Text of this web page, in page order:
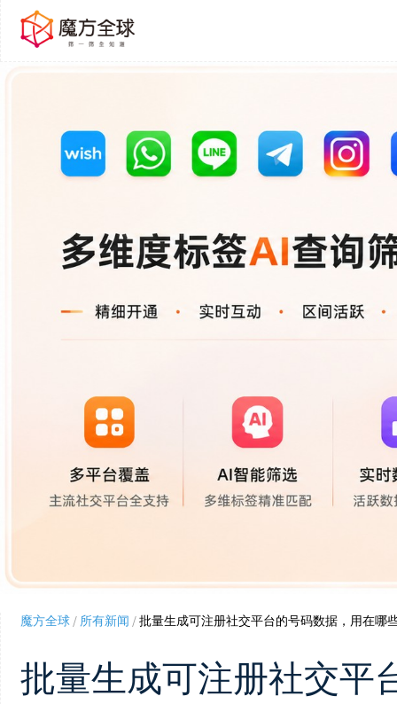
魔方全球/ 所有新闻 /批量生成可注册社交平台的号码数据，用在哪
批量生成可注册社交平